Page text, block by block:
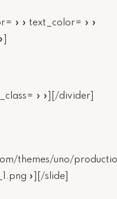
» » text_color= » »
» »][/divider]
themes/uno/
»][/slide]